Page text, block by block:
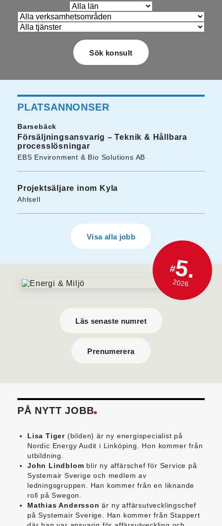
PLATSANNONSER
Barsebäck
Försäljningsansvarig – Teknik & Hållbara
processlösningar
EBS Environment & Bio Solutions AB
Projektsäljare inom Kyla
Ahlsell
Visa alla jobb
#5.
2026
Läs senaste numret
Prenumerera
PÅ NYTT JOBB
Lisa Tiger (bilden) är ny energispecialist på
Nordic Energy Audit i Linköping. Hon kommer från
utbildning.
John Lindblom blir ny affärschef för Service på
Systemair Sverige och medlem av
ledningsgruppen. Han kommer från en liknande
roll på Swegon.
Mathias Andersson är ny affärsutvecklingschef
på Systemair Sverige. Han kommer från Stappert